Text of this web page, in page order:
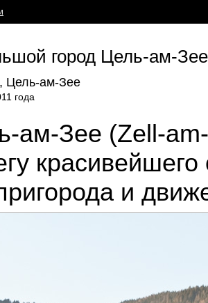
город Цель-ам-Зее
Цель-ам-Зее
года
ам-Зее (Zell-
и